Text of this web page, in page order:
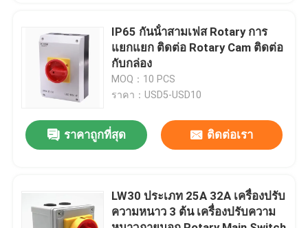
ติดต่อเรา
ขอใบเสนอราคา
ผลิตภัณฑ์ระบบอัตโนมัติสำหรับอุตสาหกรรม
PLC สายเคเบิลและตัวเชื่อม
IP65 กันน้ําสามเฟส Rotary การ
แยกแยก ติดต่อ Rotary Cam ติดต่อ
กับกล่อง
MOQ：10 PCS
ราคา：USD5-USD10
ราคาถูกที่สุด ติดต่อเรา
LW30 ประเภท 25A 32A เครื่องปรับ
ความหนาว 3 ต้น เครื่องปรับความ